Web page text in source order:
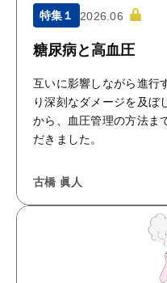
特集１ 2026.06
糖尿病と高血圧
互いに影響しながら進行
り深刻なダメージを及ぼ
から、血圧管理の方法ま
だきました。
古橋 眞人